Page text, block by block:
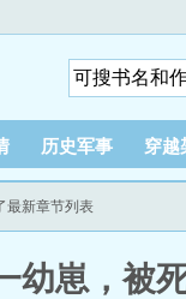
历史军事 穿越
最新章节列表
幼崽，被